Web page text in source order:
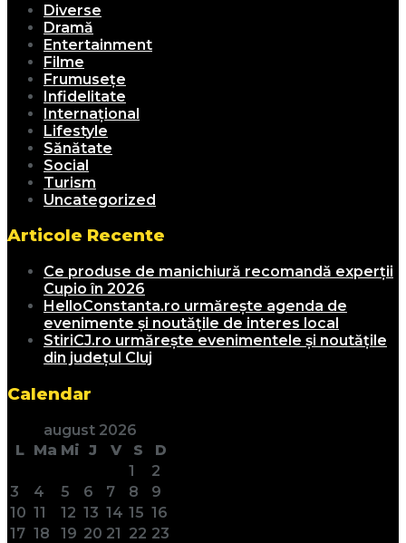
Diverse
Dramă
Entertainment
Filme
Frumusețe
Infidelitate
Internațional
Lifestyle
Sănătate
Social
Turism
Uncategorized
Articole Recente
Ce produse de manichiură recomandă experții
Cupio în 2026
HelloConstanta.ro urmărește agenda de
evenimente și noutățile de interes local
StiriCJ.ro urmărește evenimentele și noutățile
din județul Cluj
Calendar
august 2026
L Ma Mi J V S
D
1
2
3
4 5 6 7 8
9
10 11 12 13 14 15 16
17 18 19 20 21 22 23